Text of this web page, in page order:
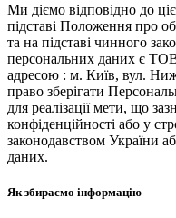
Ми діємо відповідно до
підставі Положення про
та на підставі чинного
персональних даних є
адресою : м. Київ, вул.
право зберігати
для реалізації мети, що
конфіденційності або у
законодавством України
даних.
Як збираємо інформацію